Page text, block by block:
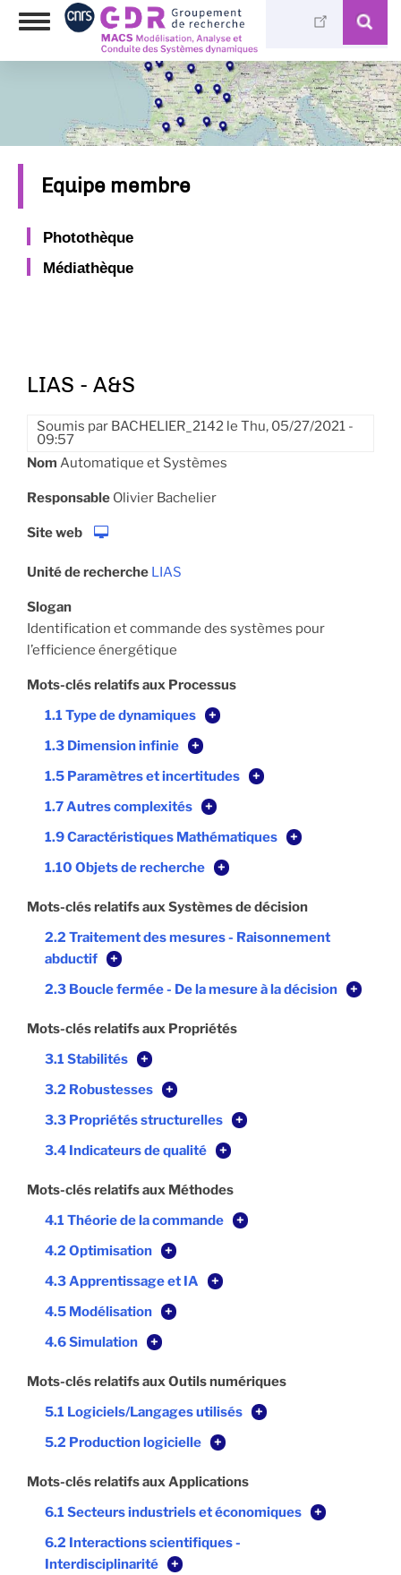
Aller
Toggle
Equipe membre
Photothèque
Médiathèque
LIAS - A&S
Soumis par BACHELIER_2142 le Thu, 05/27/2021 -
09:57
Nom Automatique et Systèmes
Responsable Olivier Bachelier
Site web
Unité de recherche LIAS
Slogan
Identification et commande des systèmes pour
l’efficience énergétique
Mots-clés relatifs aux Processus
1.1 Type de dynamiques
+
1.3 Dimension infinie
+
1.5 Paramètres et incertitudes
+
1.7 Autres complexités
+
1.9 Caractéristiques Mathématiques
+
1.10 Objets de recherche
+
Mots-clés relatifs aux Systèmes de décision
2.2 Traitement des mesures - Raisonnement
abductif
+
2.3 Boucle fermée - De la mesure à la décision
+
Mots-clés relatifs aux Propriétés
3.1 Stabilités
+
3.2 Robustesses
+
3.3 Propriétés structurelles
+
3.4 Indicateurs de qualité
+
Mots-clés relatifs aux Méthodes
4.1 Théorie de la commande
+
4.2 Optimisation
+
4.3 Apprentissage et IA
+
4.5 Modélisation
+
4.6 Simulation
+
Mots-clés relatifs aux Outils numériques
5.1 Logiciels/Langages utilisés
+
5.2 Production logicielle
+
Mots-clés relatifs aux Applications
6.1 Secteurs industriels et économiques
+
6.2 Interactions scientifiques -
Interdisciplinarité
+